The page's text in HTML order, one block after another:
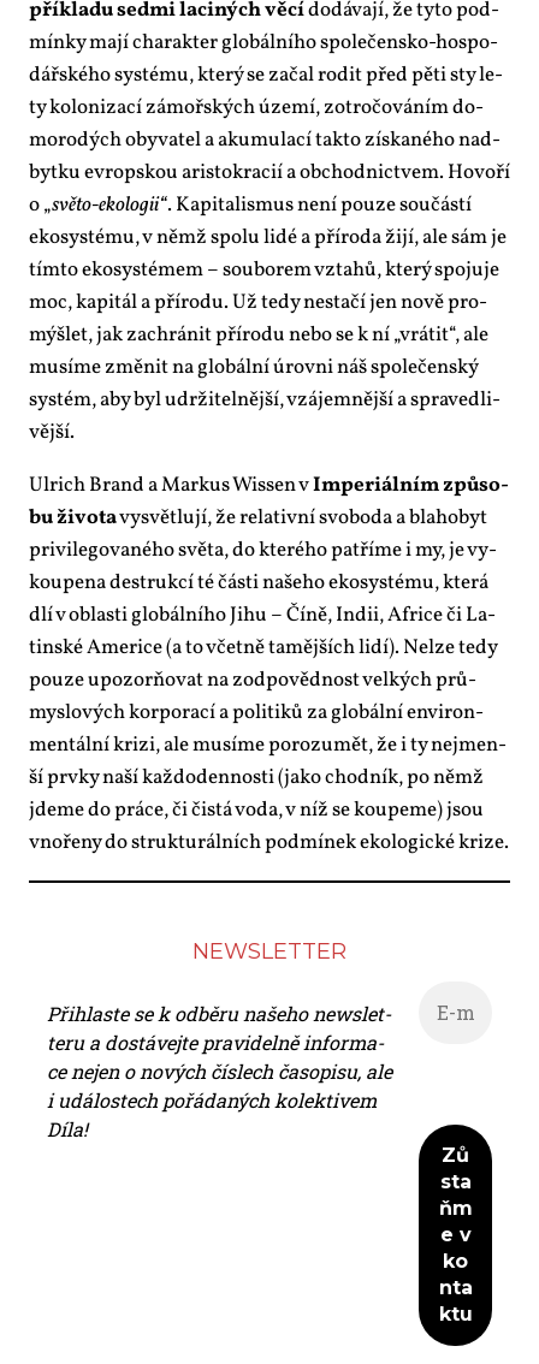
pří­kla­du sed­mi la­ci­ných vě­cído­dá­va­jí, že ty­to pod­
mín­ky ma­jí cha­rak­ter glo­bál­ní­ho spo­le­čen­sko-hos­po­
dář­ské­ho sys­té­mu, kte­rý se za­čal ro­dit před pě­ti sty le­
ty ko­lo­ni­za­cí zá­moř­ských úze­mí, zot­ro­čo­vá­ním do­
mo­ro­dých oby­va­tel a aku­mu­la­cí tak­to zís­ka­né­ho nad­
byt­ku ev­rop­skou aris­to­kra­cií a ob­chod­nic­tvem. Ho­vo­ří
o „svě­to-eko­lo­gii“. Ka­pi­ta­lis­mus ne­ní pou­ze sou­čás­tí
eko­sys­té­mu, v němž spo­lu li­dé a pří­ro­da ži­jí, ale sám je
tím­to eko­sys­té­mem – sou­bo­rem vzta­hů, kte­rý spo­ju­je
moc, ka­pi­tál a pří­ro­du. Už te­dy ne­sta­čí jen no­vě pro­
mýš­let, jak za­chrá­nit pří­ro­du ne­bo se k ní „vrá­tit“, ale
mu­sí­me změ­nit na glo­bál­ní úrov­ni náš spo­le­čen­ský
sys­tém, aby byl udr­ži­tel­něj­ší, vzá­jem­něj­ší a spra­ved­li­
věj­ší.
Ul­rich Brand a Mar­kus Wis­sen vIm­pe­ri­ál­ním způ­so­
bu ži­vo­tavy­svět­lu­jí, že re­la­tiv­ní svo­bo­da a bla­hobyt
pri­vi­le­go­va­né­ho svě­ta, do kte­ré­ho pa­t­ří­me i my, je vy­
kou­pe­na de­struk­cí té čás­ti na­še­ho eko­sys­té­mu, kte­rá
dlí v ob­las­ti glo­bál­ní­ho Ji­hu – Čí­ně, In­dii, Af­ri­ce či La­
tin­ské Ame­ri­ce (a to včet­ně ta­měj­ších li­dí). Nelze te­dy
pou­ze upo­zor­ňo­vat na zod­po­věd­nost vel­kých prů­
mys­lo­vých kor­po­ra­cí a po­li­ti­ků za glo­bál­ní en­vi­ron­
men­tál­ní kri­zi, ale mu­sí­me po­ro­zu­mět, že i ty nejmen­
ší prv­ky na­ší kaž­do­den­nos­ti (ja­ko chod­ník, po němž
jde­me do prá­ce, či čis­tá vo­da, v níž se kou­pe­me) jsou
vno­ře­ny do struk­tu­rál­ních pod­mí­nek eko­lo­gic­ké kri­ze.
NEWS­LET­TER
Při­hlas­te se k od­bě­ru na­še­ho news­let­
te­ru a do­stá­vej­te pra­vi­del­ně in­for­ma­
ce nejen o no­vých čís­lech ča­so­pi­su, ale
i udá­los­tech po­řá­da­ných ko­lek­ti­vem
Dí­la!